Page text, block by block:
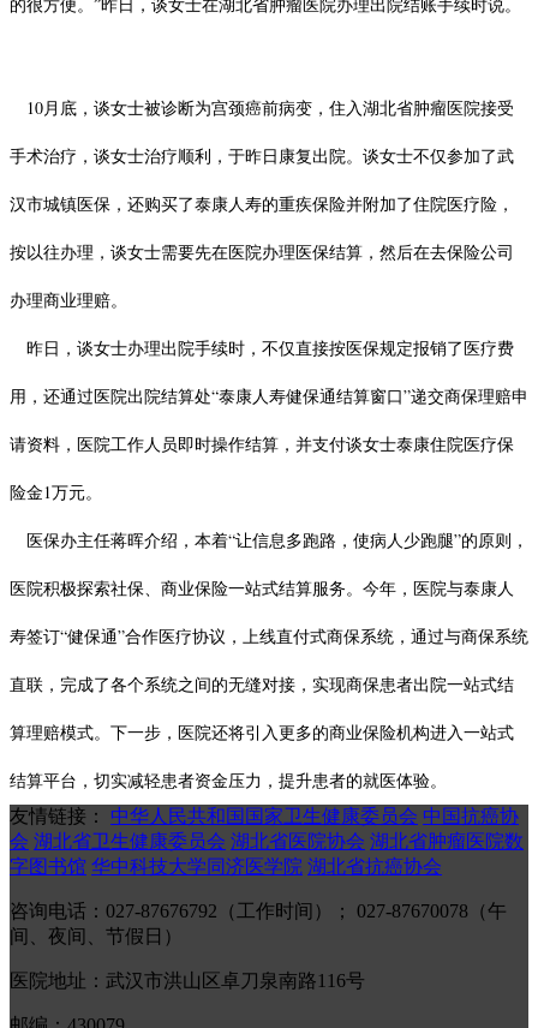
的很方便。”昨日，谈女士在湖北省肿瘤医院办理出院结账手续时说。
10月底，谈女士被诊断为宫颈癌前病变，住入湖北省肿瘤医院接受
手术治疗，谈女士治疗顺利，于昨日康复出院。谈女士不仅参加了武
汉市城镇医保，还购买了泰康人寿的重疾保险并附加了住院医疗险，
按以往办理，谈女士需要先在医院办理医保结算，然后在去保险公司
办理商业理赔。
昨日，谈女士办理出院手续时，不仅直接按医保规定报销了医疗费
用，还通过医院出院结算处“泰康人寿健保通结算窗口”递交商保理赔申
请资料，医院工作人员即时操作结算，并支付谈女士泰康住院医疗保
险金1万元。
医保办主任蒋晖介绍，本着“让信息多跑路，使病人少跑腿”的原则，
医院积极探索社保、商业保险一站式结算服务。今年，医院与泰康人
寿签订“健保通”合作医疗协议，上线直付式商保系统，通过与商保系统
直联，完成了各个系统之间的无缝对接，实现商保患者出院一站式结
算理赔模式。下一步，医院还将引入更多的商业保险机构进入一站式
结算平台，切实减轻患者资金压力，提升患者的就医体验。
友情链接： 中华人民共和国国家卫生健康委员会 中国抗癌协
会 湖北省卫生健康委员会 湖北省医院协会 湖北省肿瘤医院数
字图书馆 华中科技大学同济医学院 湖北省抗癌协会
咨询电话：027-87676792（工作时间）； 027-87670078（午
间、夜间、节假日）
医院地址：武汉市洪山区卓刀泉南路116号